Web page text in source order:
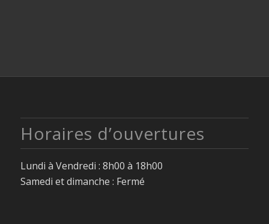
Horaires d’ouvertures
Lundi à Vendredi : 8h00 à 18h00
Samedi et dimanche : Fermé